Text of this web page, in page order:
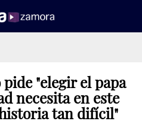
"elegir el papa
necesita en este
tan difícil"